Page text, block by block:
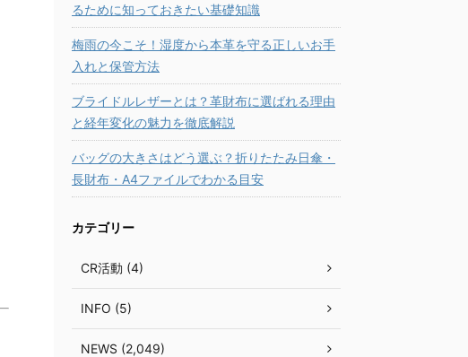
るために知っておきたい基礎知識
梅雨の今こそ！湿度から本革を守る正しいお手
入れと保管方法
ブライドルレザーとは？革財布に選ばれる理由
と経年変化の魅力を徹底解説
バッグの大きさはどう選ぶ？折りたたみ日傘・
長財布・A4ファイルでわかる目安
カテゴリー
CR活動 (4)
INFO (5)
NEWS (2,049)